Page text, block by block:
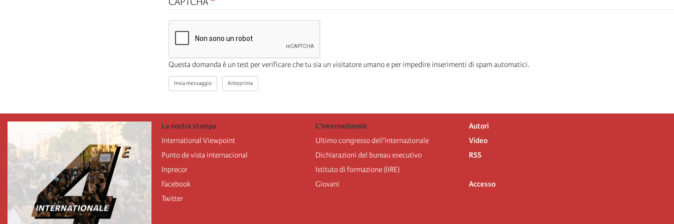
Questa domanda è un test per verificare che tu sia un visitatore umano e per impedire inserimenti di spam automatici.
Invia messaggio Anteprima
La nostra stampa
International Viewpoint
Punto de vista internacional
Inprecor
Facebook
Twitter
L’Internazionale
Ultimo congresso dell'internazionale
Dichiarazioni del bureau esecutivo
Istituto di formazione (IIRE)
Giovani
Autori
Video
RSS
Accesso